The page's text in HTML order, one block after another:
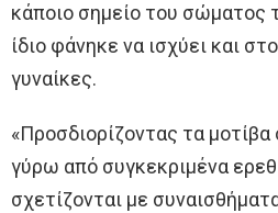
κάποιο σημείο του σώματος
ίδιο φάνηκε να ισχύει και
γυναίκες.
«Προσδιορίζοντας τα μοτίβα
γύρω από συγκεκριμένα
σχετίζονται με